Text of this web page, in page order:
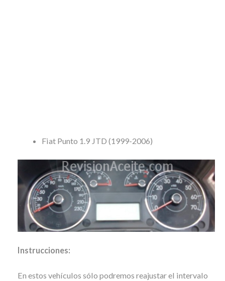
Fiat Punto 1.9 JTD (1999-2006)
Instrucciones:
En estos vehículos sólo podremos reajustar el intervalo